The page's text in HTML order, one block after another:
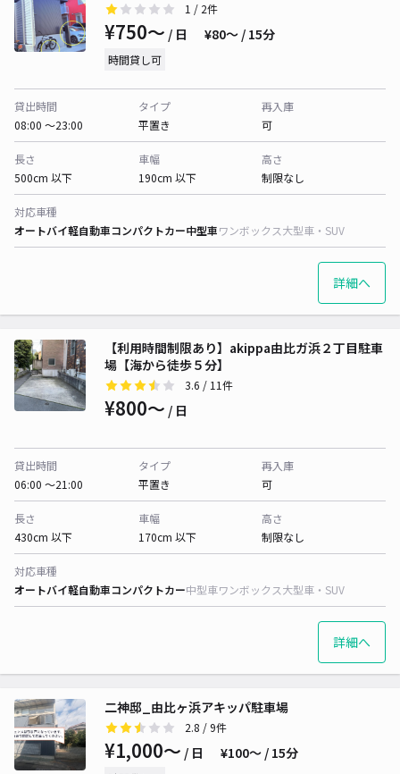
1 / 2件
¥750〜 / 日 ¥80〜 / 15分
時間貸し可
貸出時間
08:00 〜23:00
タイプ
平置き
再入庫
可
長さ
500cm 以下
車幅
190cm 以下
高さ
制限なし
対応車種
オートバイ軽自動車コンパクトカー中型車ワンボックス大型車・SUV
詳細へ
【利用時間制限あり】akippa由比ガ浜２丁目駐車
場【海から徒歩５分】
3.6 / 11件
¥800〜 / 日
貸出時間
06:00 〜21:00
タイプ
平置き
再入庫
可
長さ
430cm 以下
車幅
170cm 以下
高さ
制限なし
対応車種
オートバイ軽自動車コンパクトカー中型車ワンボックス大型車・SUV
詳細へ
二神邸_由比ヶ浜アキッパ駐車場
2.8 / 9件
¥1,000〜 / 日 ¥100〜 / 15分